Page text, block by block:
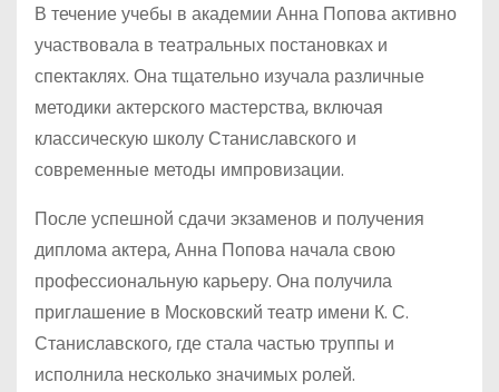
В течение учебы в академии Анна Попова активно
участвовала в театральных постановках и
спектаклях. Она тщательно изучала различные
методики актерского мастерства, включая
классическую школу Станиславского и
современные методы импровизации.
После успешной сдачи экзаменов и получения
диплома актера, Анна Попова начала свою
профессиональную карьеру. Она получила
приглашение в Московский театр имени К. С.
Станиславского, где стала частью труппы и
исполнила несколько значимых ролей.